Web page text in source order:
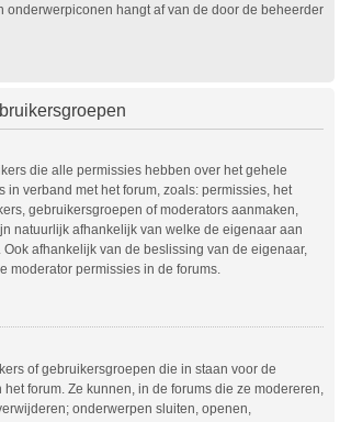
onderwerpiconen hangt af van de door de beheerder
die alle permissies hebben over het gehele
in verband met het forum, zoals: permissies, het
gebruikersgroepen of moderators aanmaken,
natuurlijk afhankelijk van welke de eigenaar aan
afhankelijk van de beslissing van de eigenaar,
moderator permissies in de forums.
of gebruikersgroepen die in staan voor de
forum. Ze kunnen, in de forums die ze modereren,
onderwerpen sluiten, openen,